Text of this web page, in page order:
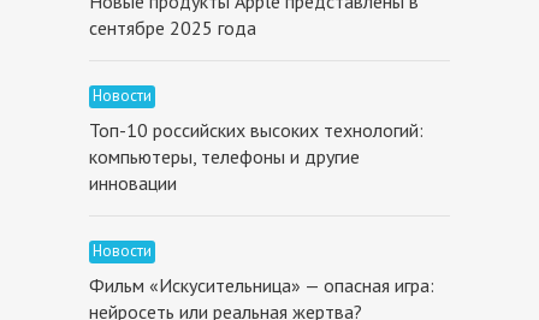
сентябре 2025 года
Новости
Топ-10 российских высоких технологий:
компьютеры, телефоны и другие
инновации
Новости
Фильм «Искусительница» — опасная игра:
нейросеть или реальная жертва?